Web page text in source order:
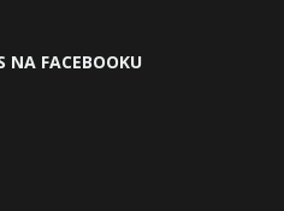
NA FACEBOOKU